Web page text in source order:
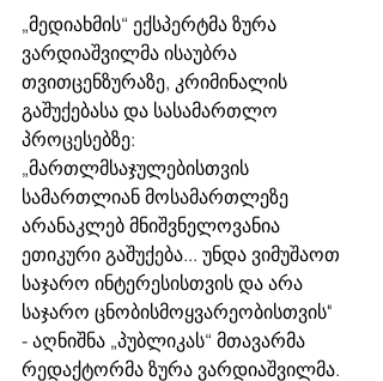
„მედიახმის“ ექსპერტმა ზურა
ვარდიაშვილმა ისაუბრა
თვითცენზურაზე, კრიმინალის
გაშუქებასა და სასამართლო
პროცესებზე:
„მართლმსაჯულებისთვის
სამართლიან მოსამართლეზე
არანაკლებ მნიშვნელოვანია
ეთიკური გაშუქება... უნდა ვიმუშაოთ
საჯარო ინტერესისთვის და არა
საჯარო ცნობისმოყვარეობისთვის"
- აღნიშნა „პუბლიკას“ მთავარმა
რედაქტორმა ზურა ვარდიაშვილმა.